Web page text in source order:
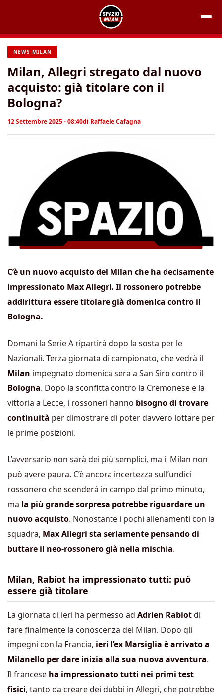
contenuto
NEWS MILAN
Milan, Allegri stregato dal nuovo
acquisto: già titolare con il
Bologna?
12 Settembre 2025 - 08:40di Raffaele Cafagna
C’è un nuovo acquisto del Milan che ha decisamente
impressionato Max Allegri. Il rossonero potrebbe
addirittura essere titolare già domenica contro il
Bologna.
Domani la Serie A ripartirà dopo la sosta per le
Nazionali. Terza giornata di campionato, che vedrà il
Milan impegnato domenica sera a San Siro contro il
Bologna. Dopo la sconfitta contro la Cremonese e la
vittoria a Lecce, i rossoneri hanno bisogno di trovare
continuità per dimostrare di poter davvero lottare per
le prime posizioni.
L’avversario non sarà dei più semplici, ma il Milan non
può avere paura. C’è ancora incertezza sull’undici
rossonero che scenderà in campo dal primo minuto,
ma la più grande sorpresa potrebbe riguardare un
nuovo acquisto. Nonostante i pochi allenamenti con la
squadra, Max Allegri sta seriamente pensando di
buttare il neo-rossonero già nella mischia.
Milan, Rabiot ha impressionato tutti: può
essere già titolare
La giornata di ieri ha permesso ad Adrien Rabiotdi
fare finalmente la conoscenza del Milan. Dopo gli
impegni con la Francia, ieri l’ex Marsiglia è arrivato a
Milanello per dare inizia alla sua nuova avventura.
Il francese ha impressionato tutti nei primi test
fisici, tanto da creare dei dubbi in Allegri, che potrebbe